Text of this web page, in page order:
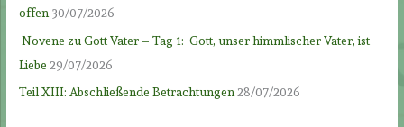
offen 30/07/2026
Novene zu Gott Vater – Tag 1: Gott, unser himmlischer Vater, ist
Liebe 29/07/2026
Teil XIII: Abschließende Betrachtungen28/07/2026